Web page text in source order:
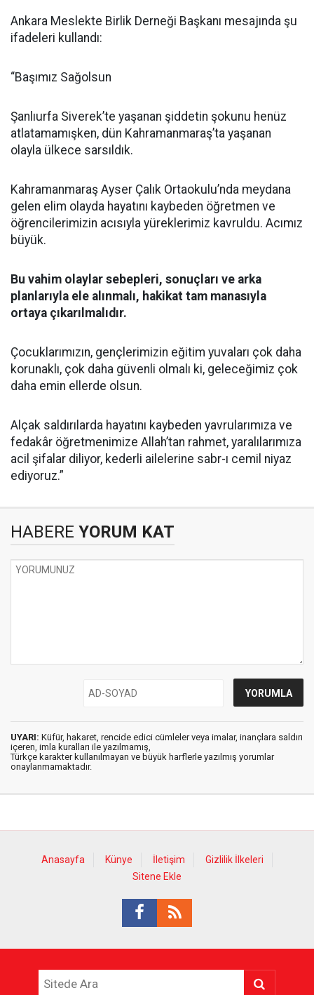
Ankara Meslekte Birlik Derneği Başkanı mesajında şu
ifadeleri kullandı:
“Başımız Sağolsun
Şanlıurfa Siverek’te yaşanan şiddetin şokunu henüz
atlatamamışken, dün Kahramanmaraş’ta yaşanan
olayla ülkece sarsıldık.
Kahramanmaraş Ayser Çalık Ortaokulu’nda meydana
gelen elim olayda hayatını kaybeden öğretmen ve
öğrencilerimizin acısıyla yüreklerimiz kavruldu. Acımız
büyük.
Bu vahim olaylar sebepleri, sonuçları ve arka
planlarıyla ele alınmalı, hakikat tam manasıyla
ortaya çıkarılmalıdır.
Çocuklarımızın, gençlerimizin eğitim yuvaları çok daha
korunaklı, çok daha güvenli olmalı ki, geleceğimiz çok
daha emin ellerde olsun.
Alçak saldırılarda hayatını kaybeden yavrularımıza ve
fedakâr öğretmenimize Allah’tan rahmet, yaralılarımıza
acil şifalar diliyor, kederli ailelerine sabr-ı cemil niyaz
ediyoruz.”
HABERE YORUM KAT
UYARI: Küfür, hakaret, rencide edici cümleler veya imalar, inançlara saldırı
içeren, imla kuralları ile yazılmamış,
Türkçe karakter kullanılmayan ve büyük harflerle yazılmış yorumlar
onaylanmamaktadır.
Anasayfa Künye İletişim
Gizlilik İlkeleri
Sitene Ekle